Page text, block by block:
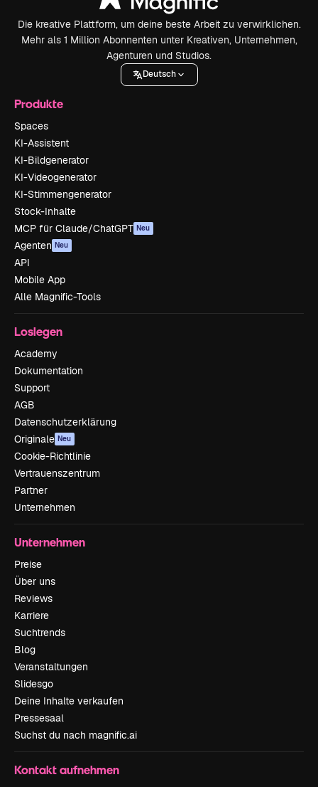
Die kreative Plattform, um deine beste Arbeit zu verwirklichen.
Mehr als 1 Million Abonnenten unter Kreativen, Unternehmen,
Agenturen und Studios.
Deutsch
Produkte
Spaces
KI-Assistent
KI-Bildgenerator
KI-Videogenerator
KI-Stimmengenerator
Stock-Inhalte
MCP für Claude/ChatGPT Neu
Agenten Neu
API
Mobile App
Alle Magnific-Tools
Loslegen
Academy
Dokumentation
Support
AGB
Datenschutzerklärung
Originale Neu
Cookie-Richtlinie
Vertrauenszentrum
Partner
Unternehmen
Unternehmen
Preise
Über uns
Reviews
Karriere
Suchtrends
Blog
Veranstaltungen
Slidesgo
Deine Inhalte verkaufen
Pressesaal
Suchst du nach magnific.ai
Kontakt aufnehmen